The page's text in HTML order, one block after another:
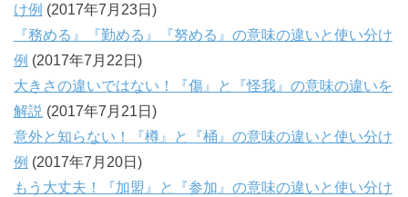
け例 (2017年7月23日)
『務める』『勤める』『努める』の意味の違いと使い分け
例 (2017年7月22日)
大きさの違いではない！『傷』と『怪我』の意味の違いを
解説 (2017年7月21日)
意外と知らない！『樽』と『桶』の意味の違いと使い分け
例 (2017年7月20日)
もう大丈夫！『加盟』と『参加』の意味の違いと使い分け